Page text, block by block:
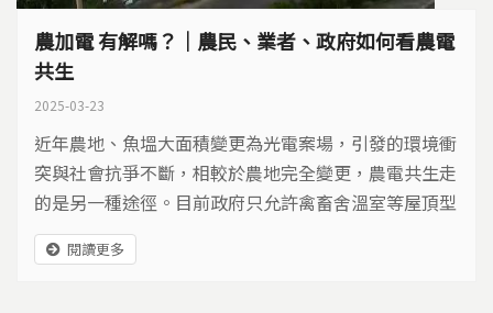
農加電 有解嗎？｜農民、業者、政府如何看農電
共生
2025-03-23
近年農地、魚塭大面積變更為光電案場，引發的環境衝
突與社會抗爭不斷，相較於農地完全變更，農電共生走
的是另一種途徑。目前政府只允許禽畜舍溫室等屋頂型
光電，地面型和簡易的網室不在允許範圍，是否要進一
步開放，農民、政府部門、業者、各有不同看法。
閱讀更多